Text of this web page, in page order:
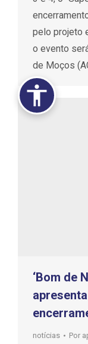
pelo projeto
o evento
de Moços
‘Bom de
notícias Por